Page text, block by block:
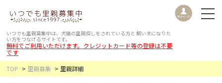
いつでも里親募集中は、犬猫の里親探しをされている方と 飼い主になりた
い方をつなげるサイトです。
無料でご利用いただけます。クレジットカード等の登録は不要
です
TOP
里親募集 里親詳細